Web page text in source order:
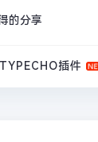
的分享
TYPECHO插件